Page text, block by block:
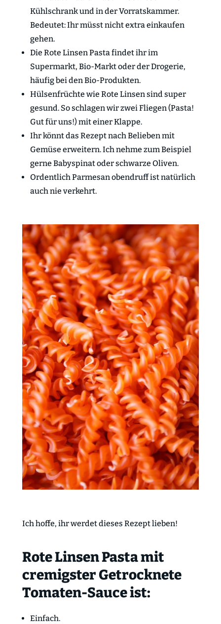
Kühlschrank und in der Vorratskammer.
Bedeutet: Ihr müsst nicht extra einkaufen
gehen.
Die Rote Linsen Pasta findet ihr im
Supermarkt, Bio-Markt oder der Drogerie,
häufig bei den Bio-Produkten.
Hülsenfrüchte wie Rote Linsen sind super
gesund. So schlagen wir zwei Fliegen (Pasta!
Gut für uns!) mit einer Klappe.
Ihr könnt das Rezept nach Belieben mit
Gemüse erweitern. Ich nehme zum Beispiel
gerne Babyspinat oder schwarze Oliven.
Ordentlich Parmesan obendruff ist natürlich
auch nie verkehrt.
Ich hoffe, ihr werdet dieses Rezept lieben!
Rote Linsen Pasta mit
cremigster Getrocknete
Tomaten-Sauce ist:
Einfach.